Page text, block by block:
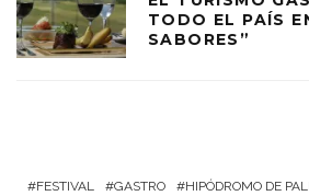
TODO EL PAÍS
SABORES”
FESTIVAL GASTRO HIPÓDROMO DE